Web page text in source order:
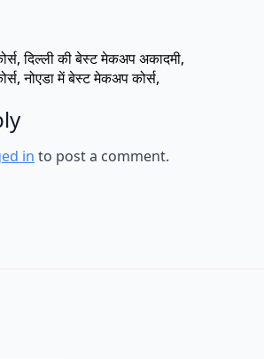
दिल्ली की बेस्ट मेकअप अकादमी
नोएडा में बेस्ट मेकअप कोर्स
in to post a comment.